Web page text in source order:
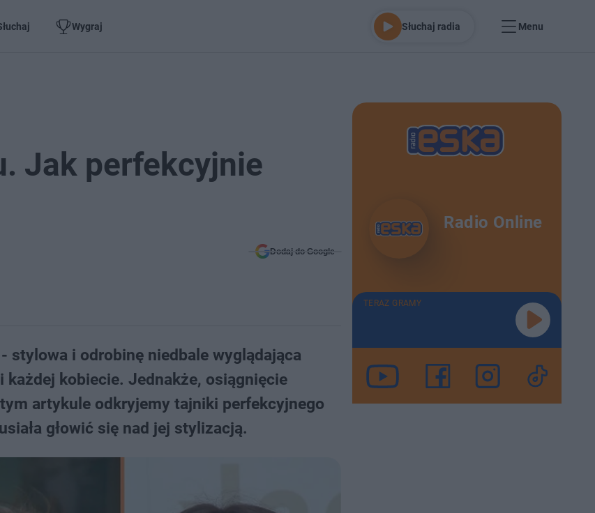
Wygraj Słuchaj radia Menu
Jak perfekcyjnie
Dodaj do Google
stylowa i odrobinę niedbale wyglądająca
kobiecie. Jednakże, osiągnięcie
artykule odkryjemy tajniki perfekcyjnego
głowić się nad jej stylizacją.
Radio Online
TERAZ GRAMY